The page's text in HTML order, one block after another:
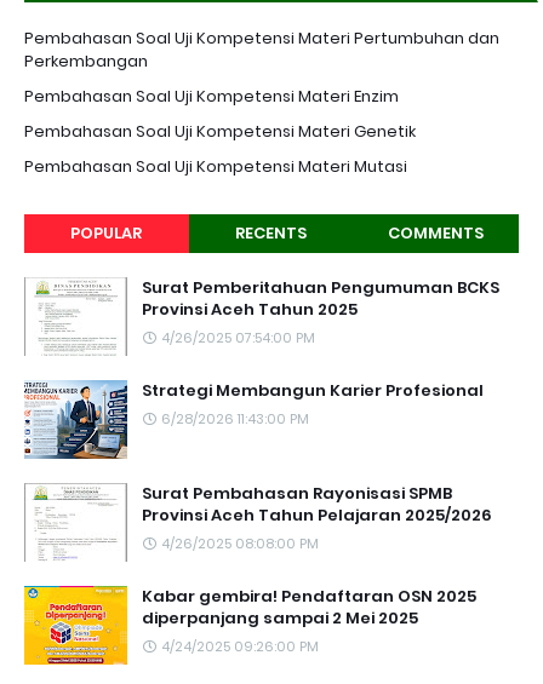
Pembahasan Soal Uji Kompetensi Materi Pertumbuhan dan
Perkembangan
Pembahasan Soal Uji Kompetensi Materi Enzim
Pembahasan Soal Uji Kompetensi Materi Genetik
Pembahasan Soal Uji Kompetensi Materi Mutasi
POPULAR RECENTS COMMENTS
Surat Pemberitahuan Pengumuman BCKS
Provinsi Aceh Tahun 2025
4/26/2025 07:54:00 PM
Strategi Membangun Karier Profesional
6/28/2026 11:43:00 PM
Surat Pembahasan Rayonisasi SPMB
Provinsi Aceh Tahun Pelajaran 2025/2026
4/26/2025 08:08:00 PM
Kabar gembira! Pendaftaran OSN 2025
diperpanjang sampai 2 Mei 2025
4/24/2025 09:26:00 PM